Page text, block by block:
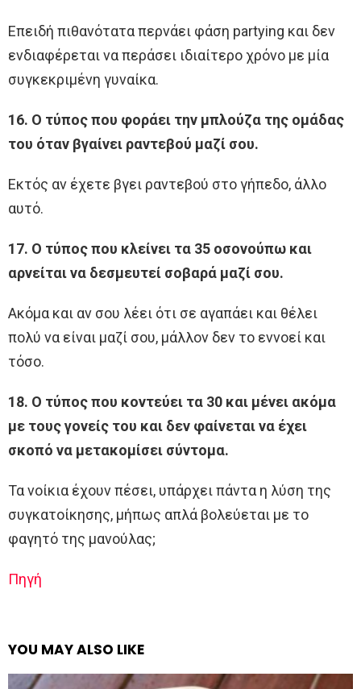
Επειδή πιθανότατα περνάει φάση partying και δεν
ενδιαφέρεται να περάσει ιδιαίτερο χρόνο με μία
συγκεκριμένη γυναίκα.
16. Ο τύπος που φοράει την μπλούζα της ομάδας
του όταν βγαίνει ραντεβού μαζί σου.
Εκτός αν έχετε βγει ραντεβού στο γήπεδο, άλλο
αυτό.
17. Ο τύπος που κλείνει τα 35 οσονούπω και
αρνείται να δεσμευτεί σοβαρά μαζί σου.
Ακόμα και αν σου λέει ότι σε αγαπάει και θέλει
πολύ να είναι μαζί σου, μάλλον δεν το εννοεί και
τόσο.
18. Ο τύπος που κοντεύει τα 30 και μένει ακόμα
με τους γονείς του και δεν φαίνεται να έχει
σκοπό να μετακομίσει σύντομα.
Τα νοίκια έχουν πέσει, υπάρχει πάντα η λύση της
συγκατοίκησης, μήπως απλά βολεύεται με το
φαγητό της μανούλας;
Πηγή
YOU MAY ALSO LIKE